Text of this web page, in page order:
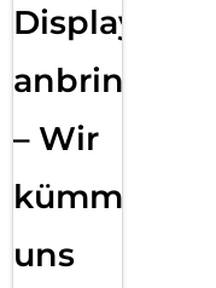
Displayfolie
anbringen
– Wir
kümmern
uns